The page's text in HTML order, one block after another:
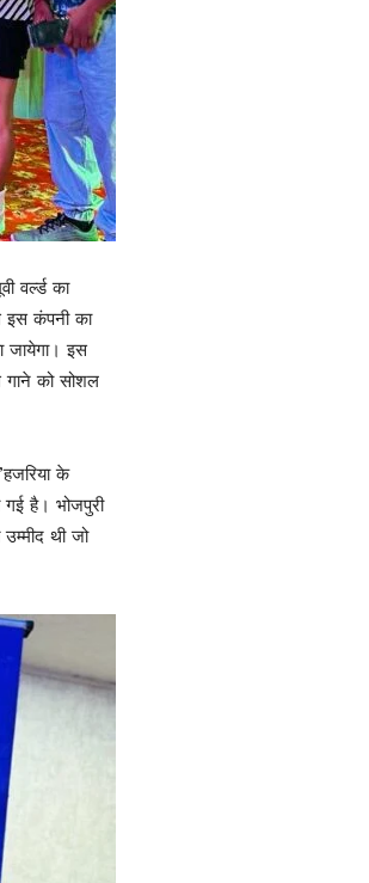
वर्ल्ड का
इस कंपनी का
जायेगा। इस
गाने को सोशल
के
है। भोजपुरी
थी जो